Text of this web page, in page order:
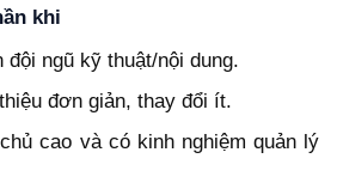
khi
đội ngũ kỹ thuật/nội dung.
đơn giản, thay đổi ít.
cao và có kinh nghiệm quản lý